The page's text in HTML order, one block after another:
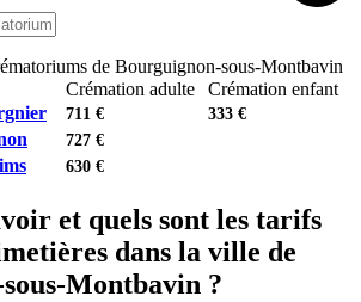
de Bourguignon-sous-Montbavin
Crémation adulte
Crémation enfant
711 € 333 €
727 €
630 €
et quels sont les tarifs
dans la ville de
Montbavin ?